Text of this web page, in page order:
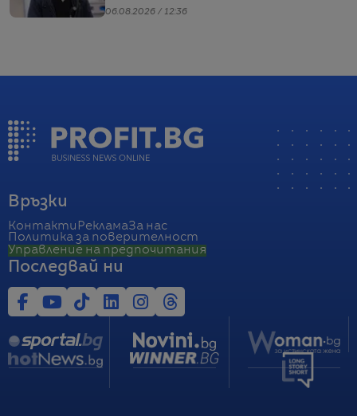
06.08.2026 / 12:36
Връзки
Контакти РекламаЗа нас
Политика за поверителност
Управление на предпочитания
Последвай ни